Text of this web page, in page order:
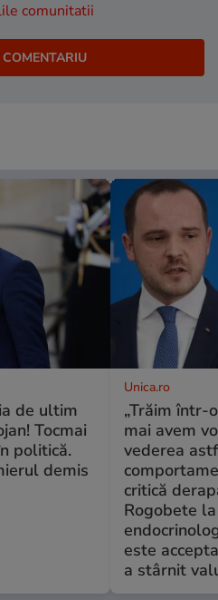
comunitatii
de ultim
Tocmai
politică.
demis
Unica.ro
„Trăim într-
mai avem
vederea
critică
Rogobete
este
a stârnit